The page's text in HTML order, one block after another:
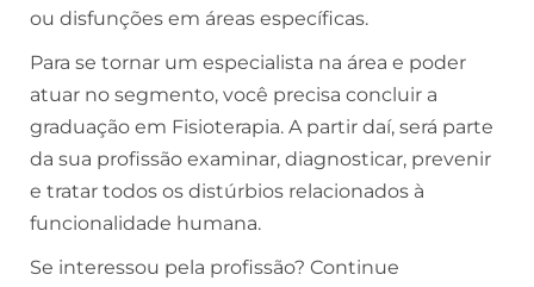
ou disfunções em áreas específicas.
Para se tornar um especialista na área e poder
atuar no segmento, você precisa concluir a
graduação em Fisioterapia. A partir daí, será parte
da sua profissão examinar, diagnosticar, prevenir
e tratar todos os distúrbios relacionados à
funcionalidade humana.
Se interessou pela profissão? Continue